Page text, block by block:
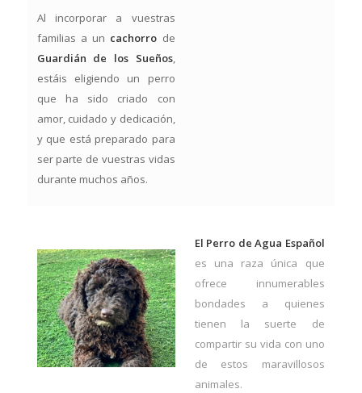
Al incorporar a vuestras
familias a un cachorro de
Guardián de los Sueños,
estáis eligiendo un perro
que ha sido criado con
amor, cuidado y dedicación,
y que está preparado para
ser parte de vuestras vidas
durante muchos años.
El Perro de Agua Español
es una raza única que
ofrece innumerables
bondades a quienes
tienen la suerte de
compartir su vida con uno
de estos maravillosos
animales.